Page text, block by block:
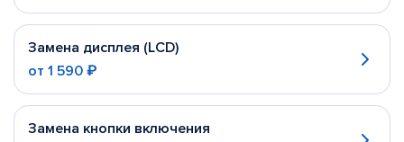
Замена дисплея (LCD)
от 1 590 ₽
Замена кнопки включения